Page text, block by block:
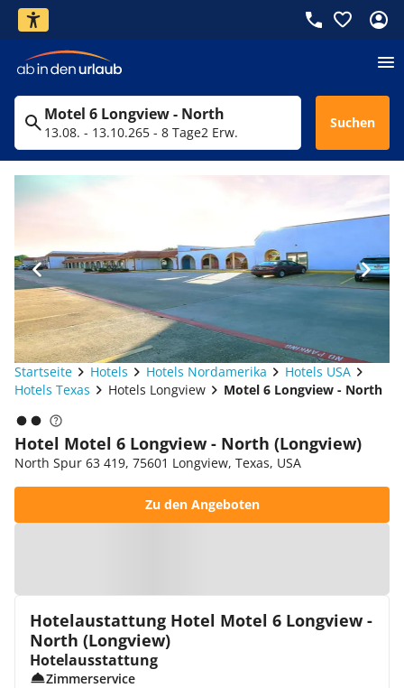
Motel 6 Longview - North
13.08. - 13.10.265 - 8 Tage2 Erw.
Suchen
Startseite Hotels Hotels Nordamerika
Hotels USA
Hotels Texas
Hotels Longview Motel 6 Longview - North
Hotel Motel 6 Longview - North (Longview)
North Spur 63 419, 75601 Longview, Texas, USA
Zu den Angeboten
Hotelaustattung Hotel Motel 6 Longview -
North (Longview)
Hotelausstattung
Zimmerservice